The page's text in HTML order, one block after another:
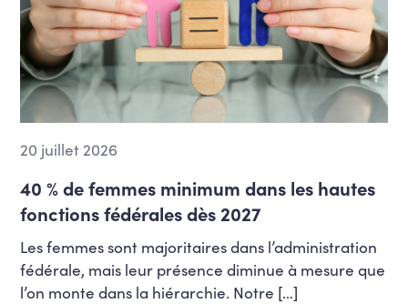
20 juillet 2026
40 % de femmes minimum dans les hautes
fonctions fédérales dès 2027
Les femmes sont majoritaires dans l’administration
fédérale, mais leur présence diminue à mesure que
l’on monte dans la hiérarchie. Notre […]